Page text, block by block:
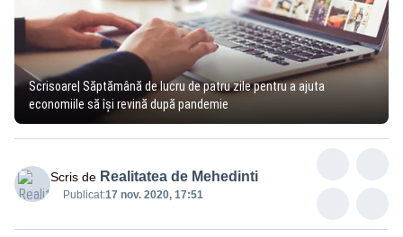
Scrisoare| Săptămână de lucru de patru zile pentru a ajuta
economiile să își revină după pandemie
Scris de Realitatea de Mehedinti
Publicat:17 nov. 2020, 17:51